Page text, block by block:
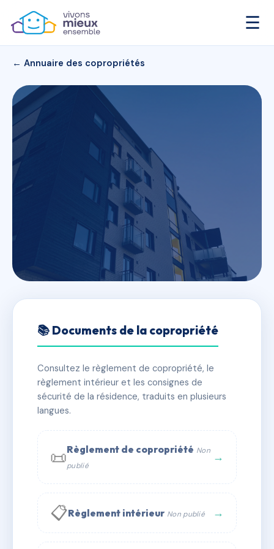
☰
← Annuaire des copropriétés
14 Rue Faidherbe
✓ Immatriculée 🏠 15 lots 🏗 2 bâtiment(s)
📞 Contacter Syndic Digital
📚 Documents de la copropriété
Consultez le règlement de copropriété, le
règlement intérieur et les consignes de
sécurité de la résidence, traduits en plusieurs
langues.
📜Règlement de copropriété Non
publié
→
📋Règlement intérieur Non publié →